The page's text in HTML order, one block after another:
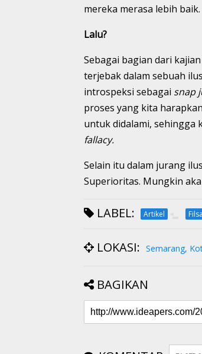
mereka merasa lebih baik.
Lalu?
Sebagai bagian dari
terjebak dalam sebuah
introspeksi sebagai snap
proses yang kita
untuk didalami, sehingga
fallacy.
Selain itu dalam jurang
Superioritas. Mungkin
LABEL: Artikel
LOKASI: Semarang,
BAGIKAN